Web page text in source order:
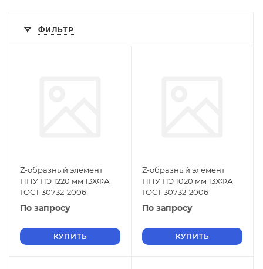
ФИЛЬТР
Z-образный элемент
ППУ ПЭ 1220 мм 13ХФА
ГОСТ 30732-2006
По запросу
КУПИТЬ
Z-образный элемент
ППУ ПЭ 1020 мм 13ХФА
ГОСТ 30732-2006
По запросу
КУПИТЬ